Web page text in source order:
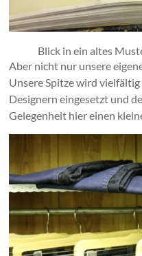
Blick in ein altes
Aber nicht nur unsere
Unsere Spitze wird
Designern eingesetzt und
Gelegenheit hier einen